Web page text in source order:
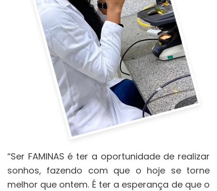
“Ser FAMINAS é ter a oportunidade de realizar
sonhos, fazendo com que o hoje se torne
melhor que ontem. É ter a esperança de que o